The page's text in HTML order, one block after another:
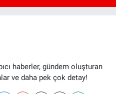
haberler, gündem oluşturan
ve daha pek çok detay!